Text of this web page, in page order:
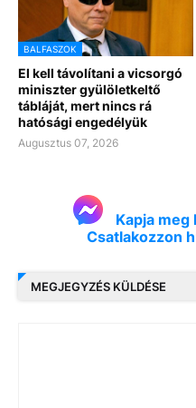
BALFASZOK
El kell távolítani a vicsorgó
miniszter gyülöletkeltő
tábláját, mert nincs rá
hatósági engedélyük
Augusztus 07, 2026
Kapja
Csatlakozzon
MEGJEGYZÉS KÜLDÉSE